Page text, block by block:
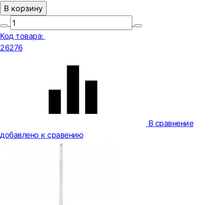
В корзину
Код товара:
26276
В сравнение
добавлено к сравению